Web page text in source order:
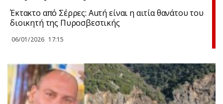
Έκτακτo από Σέρρες: Αuτή είναι η αιτία θανάτου του
διοικητή της Πυροσβεστικής
06/01/2026 17:15